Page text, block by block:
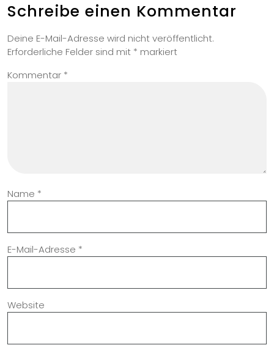
Schreibe einen Kommentar
Deine E-Mail-Adresse wird nicht veröffentlicht.
Erforderliche Felder sind mit * markiert
Kommentar *
Name *
E-Mail-Adresse *
Website